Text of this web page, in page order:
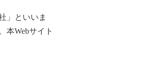
」といいま
本Webサイト